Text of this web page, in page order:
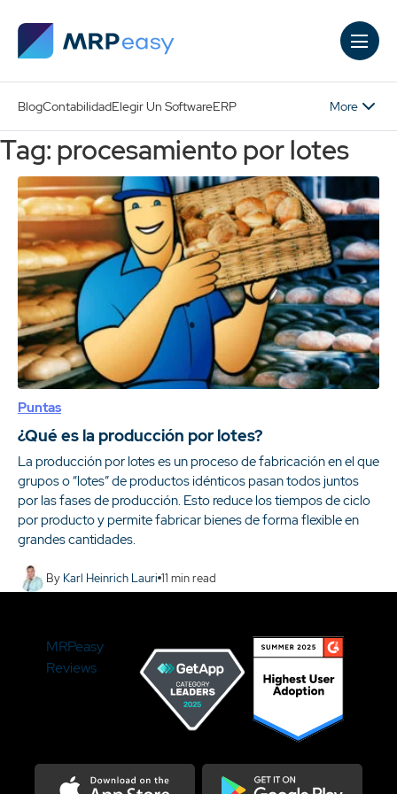
BlogContabilidadElegir Un SoftwareERP More
Tag: procesamiento por lotes
Puntas
¿Qué es la producción por lotes?
La producción por lotes es un proceso de fabricación en el que
grupos o “lotes” de productos idénticos pasan todos juntos
por las fases de producción. Esto reduce los tiempos de ciclo
por producto y permite fabricar bienes de forma flexible en
grandes cantidades.
By Karl Heinrich Lauri 11 min read
MRPeasy
Reviews